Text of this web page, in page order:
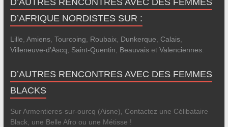
D’AUTRES RENCONTRES AVEC DES FEMMES
D’AFRIQUE NORDISTES SUR :
Lille, Amiens, Tourcoing, Roubaix, Dunkerque, Calais,
Villeneuve-d'Ascq, Saint-Quentin, Beauvaiset Valenciennes.
D’AUTRES RENCONTRES AVEC DES FEMMES
BLACKS
Sur Armentieres-sur-ourcq (Aisne), Contactez une Célibataire
Black, une Belle Afro ou une Métisse !